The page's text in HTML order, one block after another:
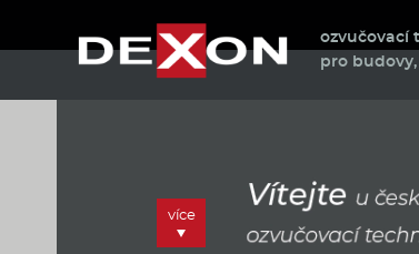
ozvučovací
pro
více